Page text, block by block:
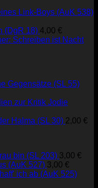
Link-Boys (AuK 538)
(DgR 18) 4,00 €
Schreiben ist Nacht
Gegensätze (SL 55)
zur Kritik Jodie
Halma (SL 30) 2,00 €
bin (SL 203) 3,00 €
(AuK 527) 3,00 €
ich ab (AuK 525)